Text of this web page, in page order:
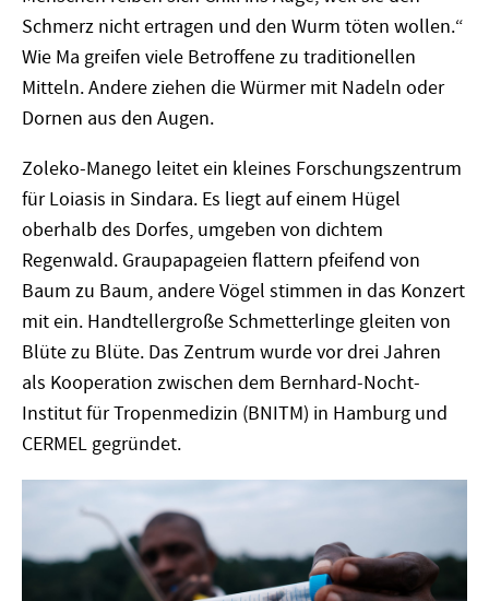
Schmerz nicht ertragen und den Wurm töten wollen.“
Wie Ma greifen viele Betroffene zu traditionellen
Mitteln. Andere ziehen die Würmer mit Nadeln oder
Dornen aus den Augen.
Zoleko-Manego leitet ein kleines Forschungszentrum
für Loiasis in Sindara. Es liegt auf einem Hügel
oberhalb des Dorfes, umgeben von dichtem
Regenwald. Graupapageien flattern pfeifend von
Baum zu Baum, andere Vögel stimmen in das Konzert
mit ein. Handtellergroße Schmetterlinge gleiten von
Blüte zu Blüte. Das Zentrum wurde vor drei Jahren
als Kooperation zwischen dem Bernhard-Nocht-
Institut für Tropenmedizin (BNITM) in Hamburg und
CERMEL gegründet.